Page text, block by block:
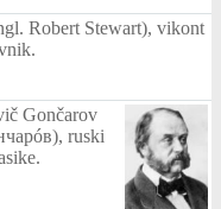
Robert Stewart), vikont
Gončarov
ruski